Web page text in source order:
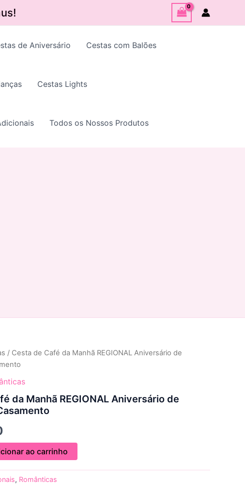
de Aniversário Cestas com Balões
Cestas Lights
Todos os Nossos Produtos
/ Cesta de Café da Manhã REGIONAL Aniversário de
da Manhã REGIONAL Aniversário de
ao carrinho
, Românticas